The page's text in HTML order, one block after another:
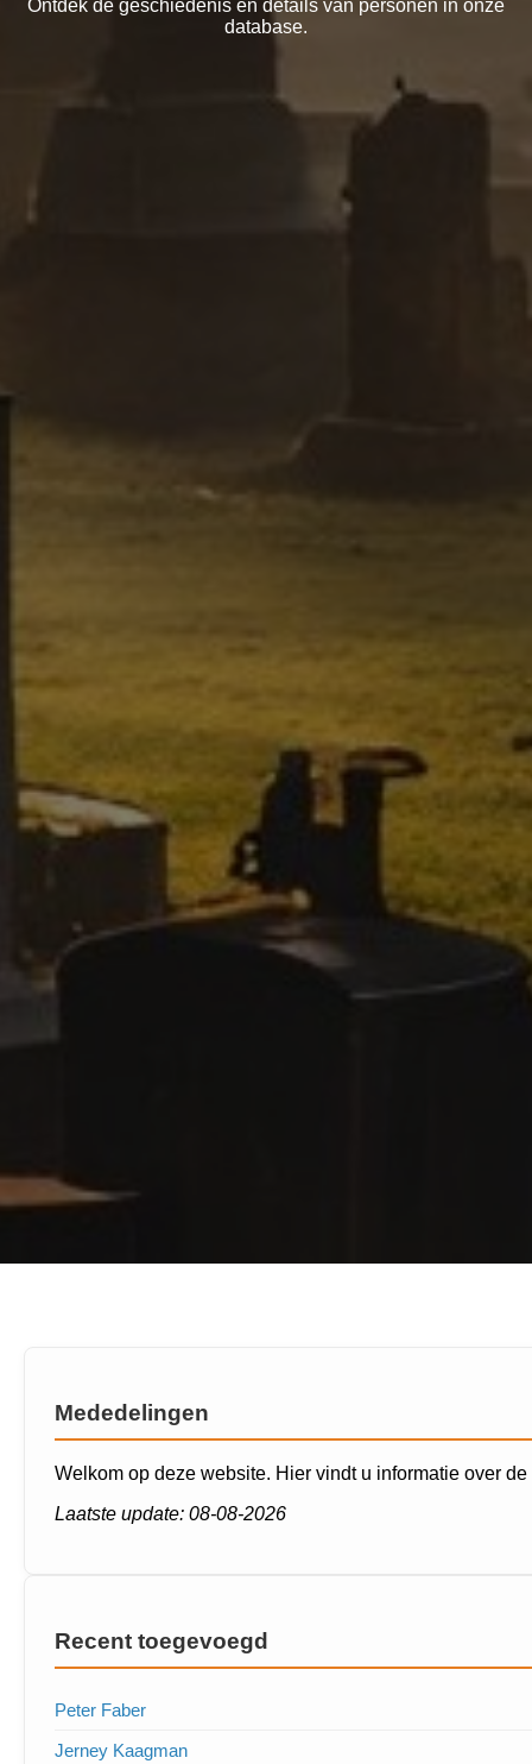
Ontdek de geschiedenis en details van personen in onze
database.
Mededelingen
Welkom op deze website. Hier vindt u informatie over
Laatste update: 08-08-2026
Recent toegevoegd
Peter Faber
Jerney Kaagman